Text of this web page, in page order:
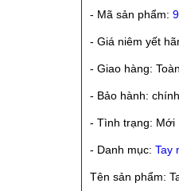
- Mã sản phẩm:
- Giá niêm yết
- Giao hàng:
- Bảo hành:
- Tình trạng: Mới
- Danh mục: Tay
Tên sản phẩm: